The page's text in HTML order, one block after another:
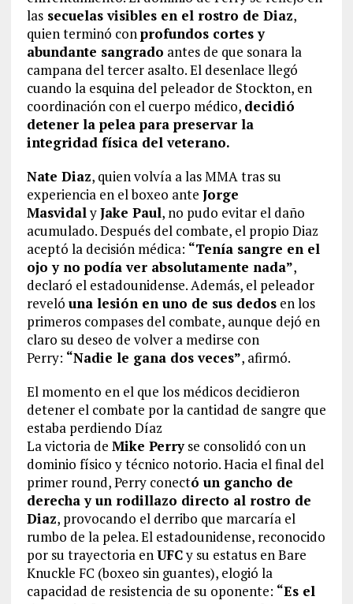
lassecuelas visibles en el rostro de Diaz,
quien terminó conprofundos cortes y
abundante sangrado antes de que sonara la
campana del tercer asalto. El desenlace llegó
cuando la esquina del peleador de Stockton, en
coordinación con el cuerpo médico, decidió
detener la pelea para preservar la
integridad física del veterano.
Nate Diaz, quien volvía a las MMA tras su
experiencia en el boxeo ante Jorge
MasvidalyJake Paul, no pudo evitar el daño
acumulado. Después del combate, el propio Diaz
aceptó la decisión médica: “Tenía sangre en el
ojo y no podía ver absolutamente nada”,
declaró el estadounidense. Además, el peleador
reveló una lesión en uno de sus dedosen los
primeros compases del combate, aunque dejó en
claro su deseo de volver a medirse con
Perry: “Nadie le gana dos veces”, afirmó.
El momento en el que los médicos decidieron
detener el combate por la cantidad de sangre que
estaba perdiendo Díaz
La victoria de Mike Perryse consolidó con un
dominio físico y técnico notorio. Hacia el final del
primer round, Perry conectó un gancho de
derecha y un rodillazo directo al rostro de
Diaz, provocando el derribo que marcaría el
rumbo de la pelea. El estadounidense, reconocido
por su trayectoria enUFCy su estatus en Bare
Knuckle FC (boxeo sin guantes), elogió la
capacidad de resistencia de su oponente: “Es el